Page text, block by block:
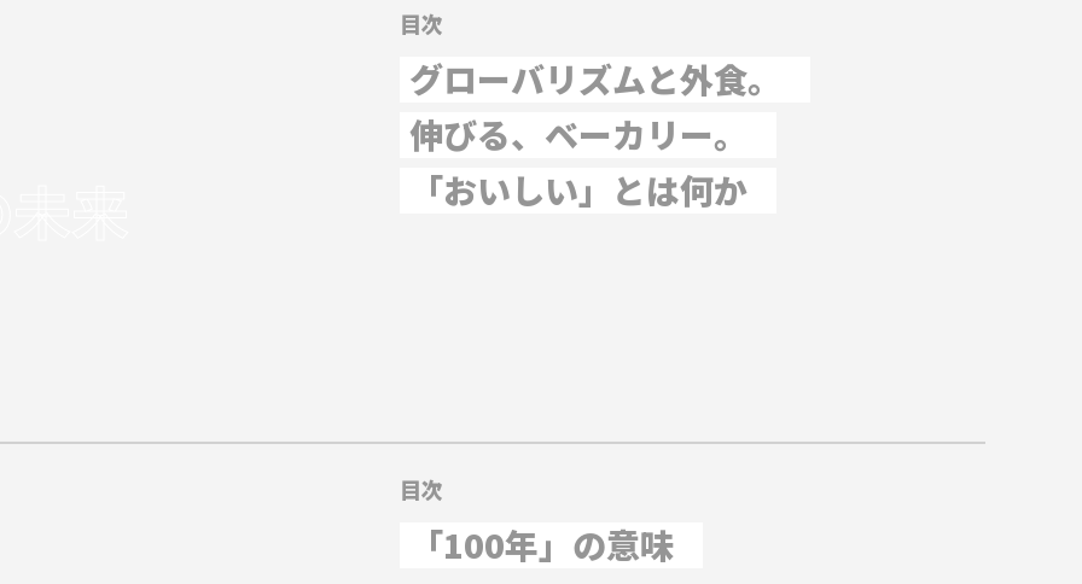
目次
グローバリズムと外食。
伸びる、ベーカリー。
「おいしい」とは何か
目次
「100年」の意味